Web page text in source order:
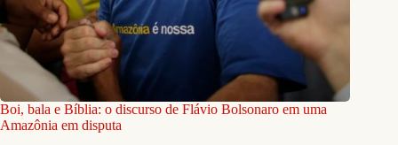
Boi, bala e Bíblia: o discurso de Flávio Bolsonaro em uma
Amazônia em disputa